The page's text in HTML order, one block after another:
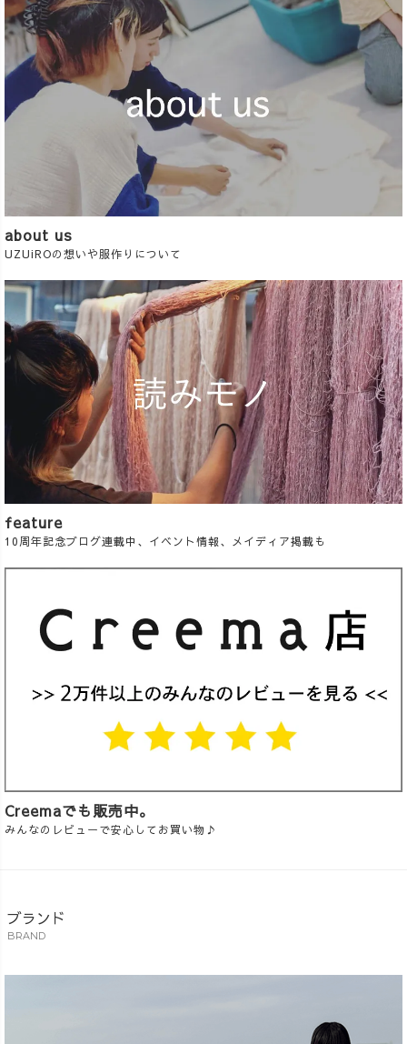
about us
UZUiROの想いや服作りについて
feature
10周年記念ブログ連載中、イベント情報、メイディア掲載も
Creemaでも販売中。
みんなのレビューで安心してお買い物♪
ブランド
BRAND